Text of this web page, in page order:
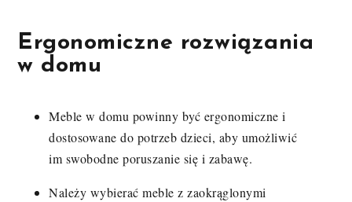
Ergonomiczne rozwiązania
w domu
Meble w domu powinny być ergonomiczne i
dostosowane do potrzeb dzieci, aby umożliwić
im swobodne poruszanie się i zabawę.
Należy wybierać meble z zaokrąglonymi